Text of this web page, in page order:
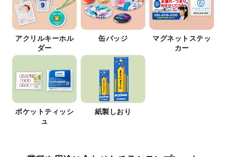
アクリルキーホル
ダー
缶バッジ
マグネットステッ
カー
ポケットティッシ
ュ
紙製しおり